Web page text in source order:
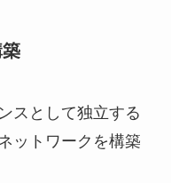
スとして独立する
ットワークを構築